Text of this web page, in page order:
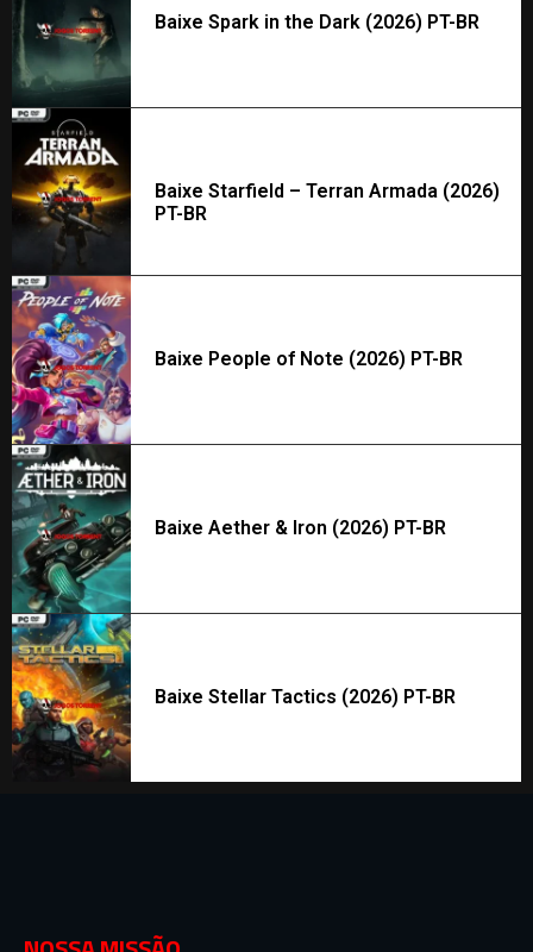
Baixe Spark in the Dark (2026) PT-BR
Baixe Starfield – Terran Armada (2026)
PT-BR
Baixe People of Note (2026) PT-BR
Baixe Aether & Iron (2026) PT-BR
Baixe Stellar Tactics (2026) PT-BR